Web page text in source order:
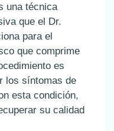
una técnica
que el Dr.
para el
que comprime
es
los síntomas de
esta condición,
su calidad